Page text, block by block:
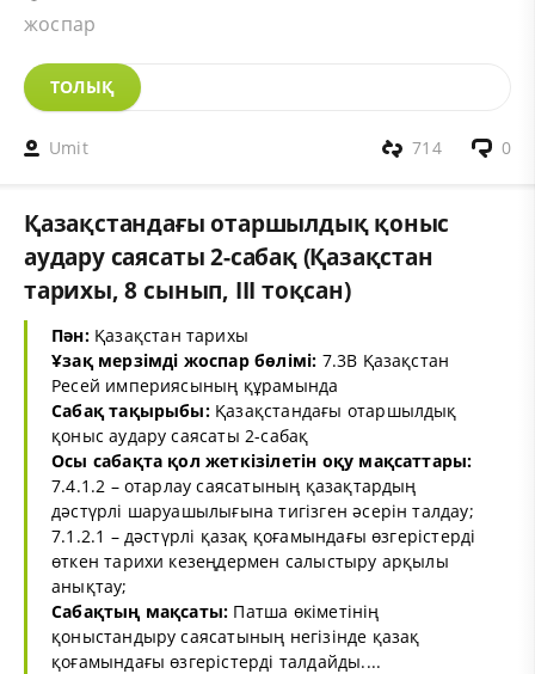
жоспар
ТОЛЫҚ
Umit 0
714
Қазақстандағы отаршылдық қоныс
аудару саясаты 2-сабақ (Қазақстан
тарихы, 8 сынып, ІІІ тоқсан)
Пән: Қазақстан тарихы
Ұзақ мерзімді жоспар бөлімі: 7.3В Қазақстан
Ресей империясының құрамында
Сабақ тақырыбы: Қазақстандағы отаршылдық
қоныс аудару саясаты 2-сабақ
Осы сабақта қол жеткізілетін оқу мақсаттары:
7.4.1.2 – отарлау саясатының қазақтардың
дәстүрлі шаруашылығына тигізген әсерін талдау;
7.1.2.1 – дәстүрлі қазақ қоғамындағы өзгерістерді
өткен тарихи кезеңдермен салыстыру арқылы
анықтау;
Сабақтың мақсаты: Патша өкіметінің
қоныстандыру саясатының негізінде қазақ
қоғамындағы өзгерістерді талдайды....